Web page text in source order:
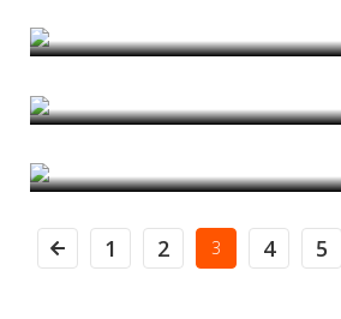
Notes on Perception and
A proposito di Villa
1 2 3 4 5